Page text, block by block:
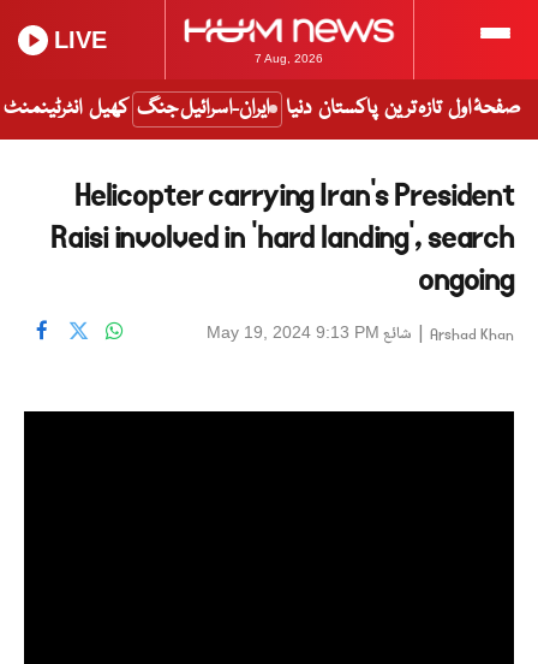
7 Aug, 2026
LIVE
صفحۂ اول تازہ ترین پاکستان دنیا ایران-اسرائیل جنگ کھیل انٹرٹینمنٹ
Helicopter carrying Iran's President
Raisi involved in 'hard landing', search
ongoing
Arshad Khan
| شائع May 19, 2024 9:13 PM